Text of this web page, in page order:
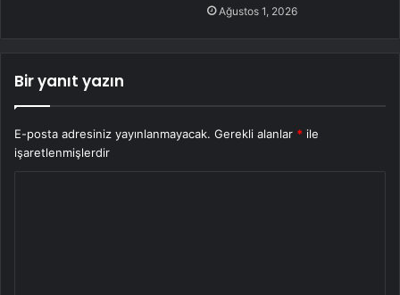
Ağustos 1, 2026
Bir yanıt yazın
E-posta adresiniz yayınlanmayacak. Gerekli alanlar * ile
işaretlenmişlerdir